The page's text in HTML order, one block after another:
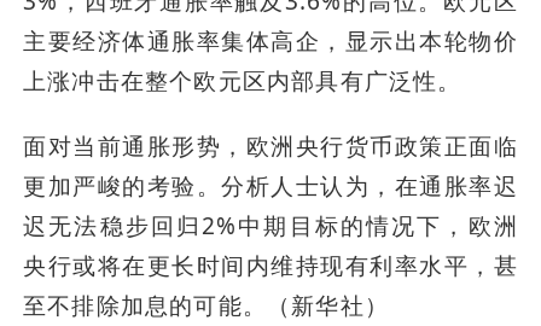
主要经济体通胀率集体高企，显示出本轮物价
上涨冲击在整个欧元区内部具有广泛性。
面对当前通胀形势，欧洲央行货币政策正面临
更加严峻的考验。分析人士认为，在通胀率迟
迟无法稳步回归2%中期目标的情况下，欧洲
央行或将在更长时间内维持现有利率水平，甚
至不排除加息的可能。（新华社）